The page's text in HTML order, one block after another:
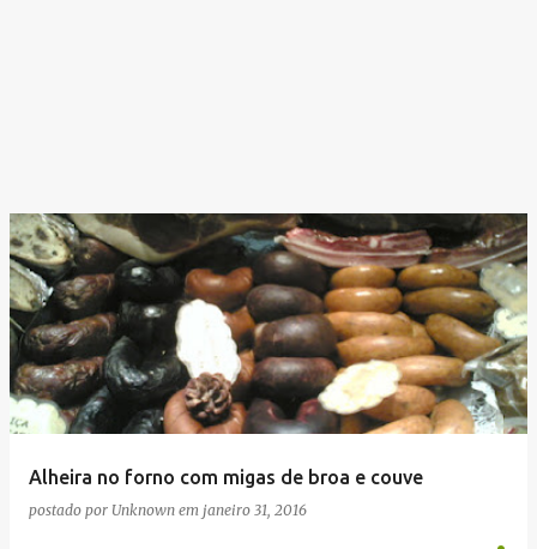
Alheira no forno com migas de broa e couve
postado por Unknown em janeiro 31, 2016